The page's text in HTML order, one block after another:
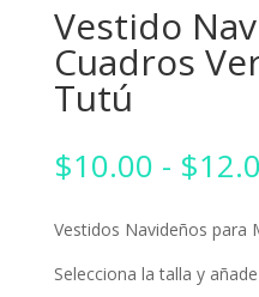
Vestido
Cuadros
Tutú
$10.00 - $
Vestidos Navideños
Selecciona la talla y